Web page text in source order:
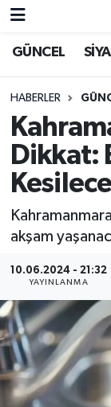
GÜNCEL
HABERLER
Dikkat:
akşam
10.06.2024 - 21:32
YAYINLANMA
GÜNCEL
SİYASET
EKONOMİ
SPOR
YAŞAM
TEKNOLOJİ
SAĞLIK
EĞİTİM
İLÇE
Nöbetçi
Hava
Trafik
Süper Lig
Tüm
Son
Haber